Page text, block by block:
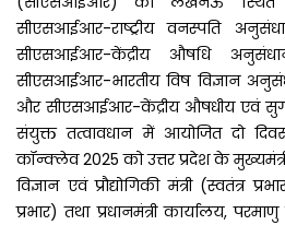
सीएसआईआर-राष्ट्रीय वनस्पति
सीएसआईआर-केंद्रीय औषधि
सीएसआईआर-भारतीय विष विज्ञान
और सीएसआईआर-केंद्रीय औषधीय एवं
संयुक्त तत्वावधान में आयोजित दो
कॉन्क्लेव 2025 को उत्तर प्रदेश के
विज्ञान एवं प्रौद्योगिकी मंत्री (स्वतंत्र
प्रभार) तथा प्रधानमंत्री कार्यालय,